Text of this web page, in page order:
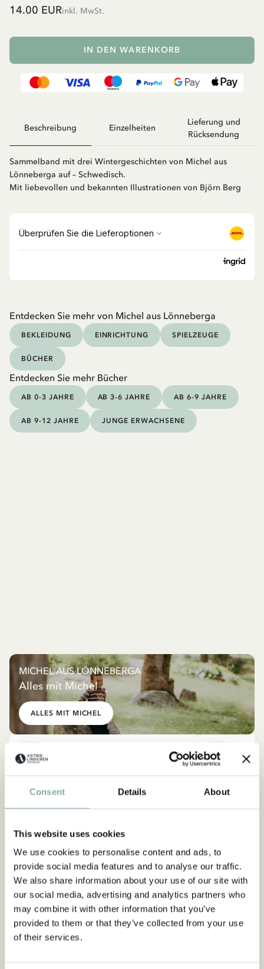
Consent Details About
This website uses cookies
We use cookies to personalise content and ads, to
provide social media features and to analyse our traffic.
We also share information about your use of our site with
our social media, advertising and analytics partners who
may combine it with other information that you’ve
provided to them or that they’ve collected from your use
of their services.
14.00 EURinkl. MwSt.
IN DEN WARENKORB
Beschreibung Einzelheiten
Lieferung und
Rücksendung
Sammelband mit drei Wintergeschichten von Michel aus
Lönneberga auf – Schwedisch.
Mit liebevollen und bekannten Illustrationen von Björn Berg
Entdecken Sie mehr von Michel aus Lönneberga
BEKLEIDUNG EINRICHTUNG SPIELZEUGE
BÜCHER
Entdecken Sie mehr Bücher
AB 0-3 JAHRE AB 3-6 JAHRE AB 6-9 JAHRE
AB 9-12 JAHRE JUNGE ERWACHSENE
MICHEL AUS LÖNNEBERGA
Alles mit Michel
ALLES MIT MICHEL